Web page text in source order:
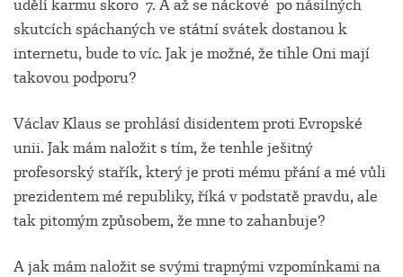
udělí karmu skoro 7. A až se náckové po násilných
skutcích spáchaných ve státní svátek dostanou k
internetu, bude to víc. Jak je možné, že tihle Oni mají
takovou podporu?
Václav Klaus se prohlásí disidentem proti Evropské
unii. Jak mám naložit s tím, že tenhle ješitný
profesorský stařík, který je proti mému přání a mé vůli
prezidentem mé republiky, říká v podstatě pravdu, ale
tak pitomým způsobem, že mne to zahanbuje?
A jak mám naložit se svými trapnými vzpomínkami na